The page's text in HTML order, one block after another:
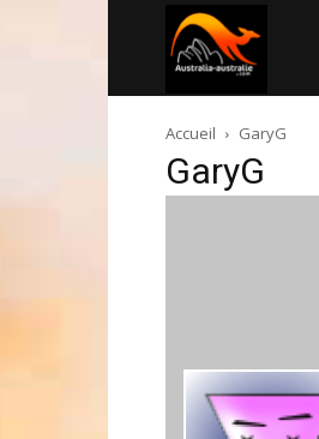
Accueil GaryG
GaryG